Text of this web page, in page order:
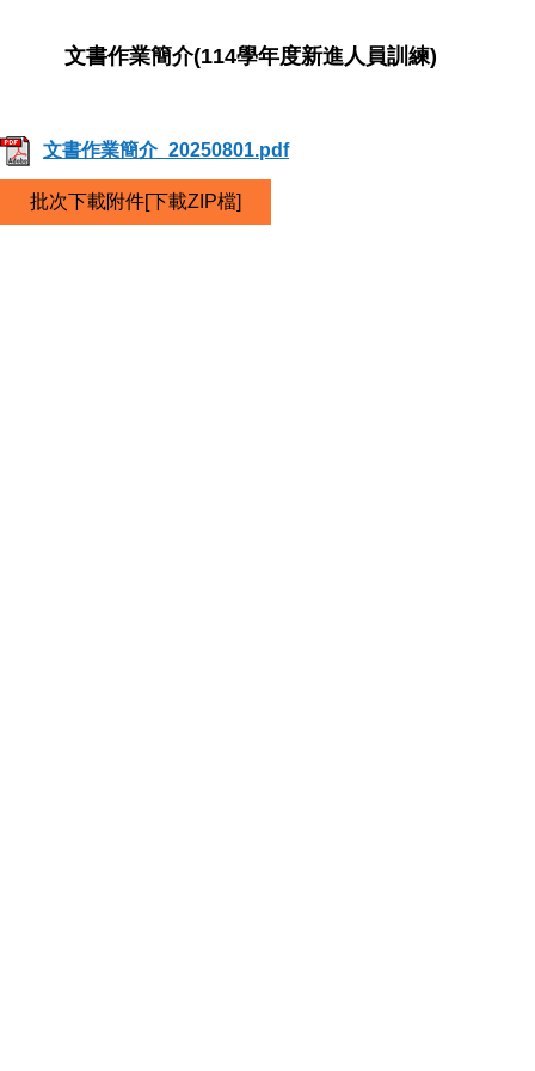
文書作業簡介(114學年度新進人員訓練)
文書作業簡介_20250801.pdf
批次下載附件[下載ZIP檔]